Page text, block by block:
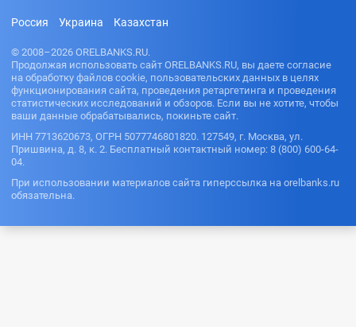
Россия Украина Казахстан
© 2008–2026 ORELBANKS.RU.
Продолжая использовать сайт ORELBANKS.RU, вы даете согласие
на обработку файлов cookie, пользовательских данных в целях
функционирования сайта, проведения ретаргетинга и проведения
статистических исследований и обзоров. Если вы не хотите, чтобы
ваши данные обрабатывались, покиньте сайт.
ИНН 7713620673, ОГРН 5077746801820. 127549, г. Москва, ул.
Пришвина, д. 8, к. 2. Бесплатный контактный номер: 8 (800) 600-64-
04.
При использовании материалов сайта гиперссылка на orelbanks.ru
обязательна.